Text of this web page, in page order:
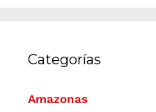
Categorías
Amazonas